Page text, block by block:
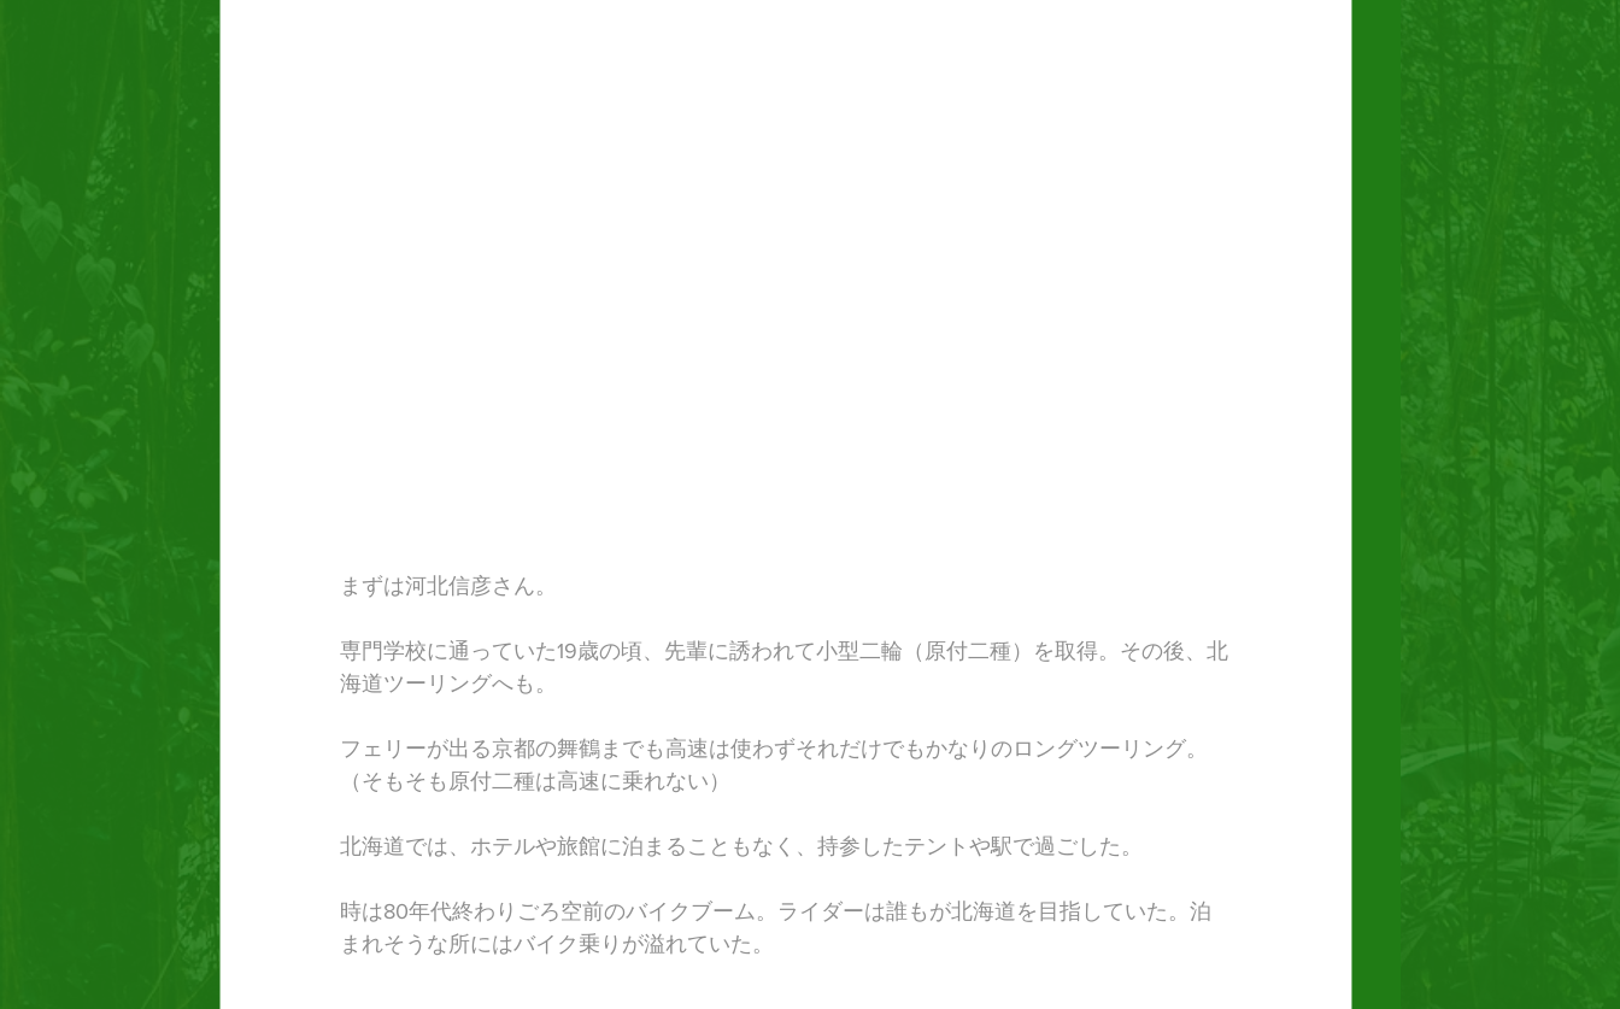
まずは河北信彦さん。
専門学校に通っていた19歳の頃、先輩に誘われて小型二輪（原付二種）を取得。その後、北
海道ツーリングへも。
フェリーが出る京都の舞鶴までも高速は使わずそれだけでもかなりのロングツーリング。
（そもそも原付二種は高速に乗れない）
北海道では、ホテルや旅館に泊まることもなく、持参したテントや駅で過ごした。
時は80年代終わりごろ空前のバイクブーム。ライダーは誰もが北海道を目指していた。泊
まれそうな所にはバイク乗りが溢れていた。